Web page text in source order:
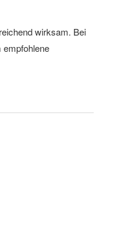
wirksam. Bei
empfohlene